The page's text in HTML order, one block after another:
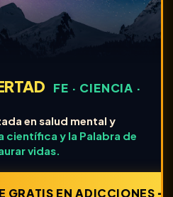
FE · CIENCIA ·
en salud mental y
científica y la Palabra de
vidas.
GRATIS EN ADICCIONES ➔